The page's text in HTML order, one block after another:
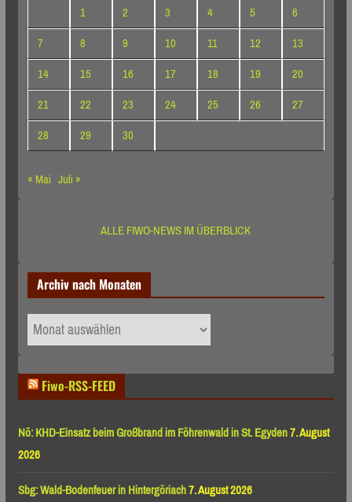
1
2 3 4 5
6
7
8 9 10 11 12
13
14
15 16 17 18 19
20
21
22 23 24 25 26
27
28
29
30
« Mai Juli »
ALLE FIWO-NEWS IM ÜBERBLICK
Archiv nach Monaten
Archiv
nach
Fiwo-RSS-FEED
Nö: KHD-Einsatz beim Großbrand im Föhrenwald in St. Egyden7. August
2026
Sbg: Wald-Bodenfeuer in Hintergöriach7. August 2026